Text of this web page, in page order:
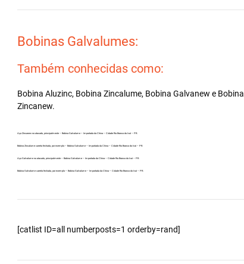
Bobinas Galvalumes:
Também conhecidas como:
Bobina Aluzinc, Bobina Zincalume, Bobina Galvanew e Bobina
Zincanew.
Aço Zincanew no atacado, principalmente – Bobina Galvalume – Importada da China – Cidade Rio Branco do Ivaí – PR.
Bobina Zincalume carreta fechada, por exemplo – Bobina Galvalume – Importada da China – Cidade Rio Branco do Ivaí – PR.
Aço Galvalume no atacado, principalmente – Bobina Galvalume – Importada da China – Cidade Rio Branco do Ivaí – PR.
Bobina Galvalume carreta fechada, por exemplo – Bobina Galvalume – Importada da China – Cidade Rio Branco do Ivaí – PR.
[catlist ID=all numberposts=1 orderby=rand]